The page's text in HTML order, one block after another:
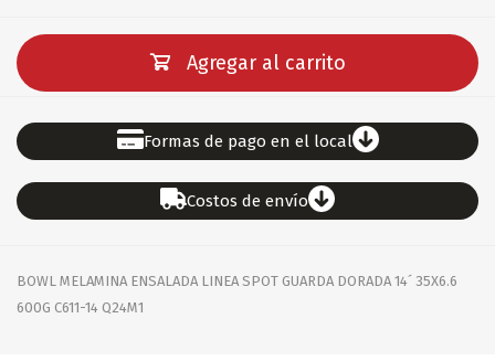
Agregar al carrito
Formas de pago en el local
Costos de envío
BOWL MELAMINA ENSALADA LINEA SPOT GUARDA DORADA 14´ 35X6.6
600G C611-14 Q24M1